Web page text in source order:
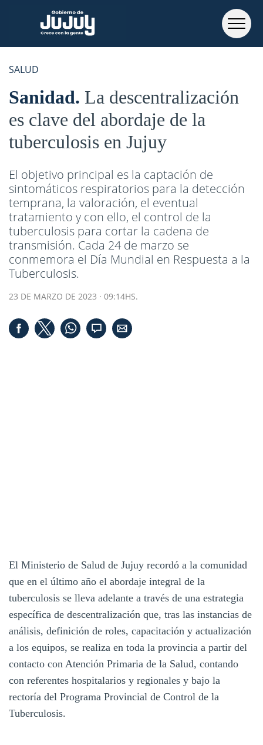
SALUD
Sanidad La descentralización
es clave del abordaje de la
tuberculosis en Jujuy
El objetivo principal es la captación de
sintomáticos respiratorios para la detección
temprana, la valoración, el eventual
tratamiento y con ello, el control de la
tuberculosis para cortar la cadena de
transmisión. Cada 24 de marzo se
conmemora el Día Mundial en Respuesta a la
Tuberculosis.
23 DE MARZO DE 2023 · 09:14HS.
El Ministerio de Salud de Jujuy recordó a la comunidad
que en el último año el abordaje integral de la
tuberculosis se lleva adelante a través de una estrategia
específica de descentralización que, tras las instancias de
análisis, definición de roles, capacitación y actualización
a los equipos, se realiza en toda la provincia a partir del
contacto con Atención Primaria de la Salud, contando
con referentes hospitalarios y regionales y bajo la
rectoría del Programa Provincial de Control de la
Tuberculosis.